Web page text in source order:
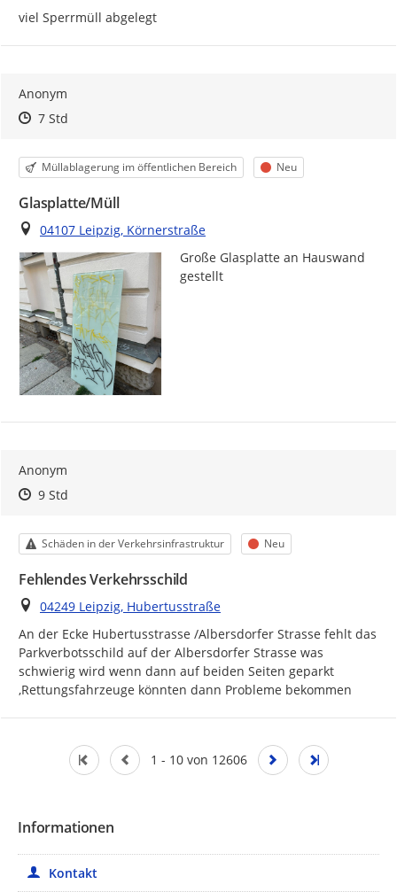
viel Sperrmüll abgelegt
Anonym
Zeitpunkt des Erstellens
Zeitpunkt des Erstellens
7 StdZur Äußerung
Kategorie
Müllablagerung im öffentlichen Bereich Status
Neu
Glasplatte/Müll
Ort
04107 Leipzig, Körnerstraße
Große Glasplatte an Hauswand
gestellt
Anonym
Zeitpunkt des Erstellens
Zeitpunkt des Erstellens
9 StdZur Äußerung
Kategorie
Schäden in der Verkehrsinfrastruktur Status
Neu
Fehlendes Verkehrsschild
Ort
04249 Leipzig, Hubertusstraße
An der Ecke Hubertusstrasse /Albersdorfer Strasse fehlt das
Parkverbotsschild auf der Albersdorfer Strasse was
schwierig wird wenn dann auf beiden Seiten geparkt
,Rettungsfahrzeuge könnten dann Probleme bekommen
1 - 10 von 12606
Informationen
Kontakt